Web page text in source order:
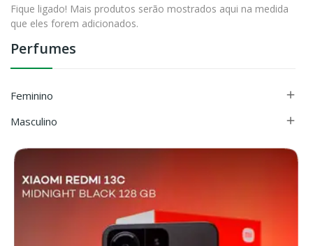
Perfumes
Feminino 
Masculino 
Fique ligado! Mais produtos serão mostrados aqui na medida
que eles forem adicionados.